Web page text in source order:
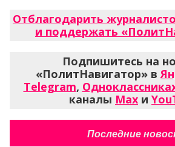
Отблагодарить
и поддержать
Подпишитесь на
«ПолитНавигатор» в
Telegram,
каналы Max и
Последние